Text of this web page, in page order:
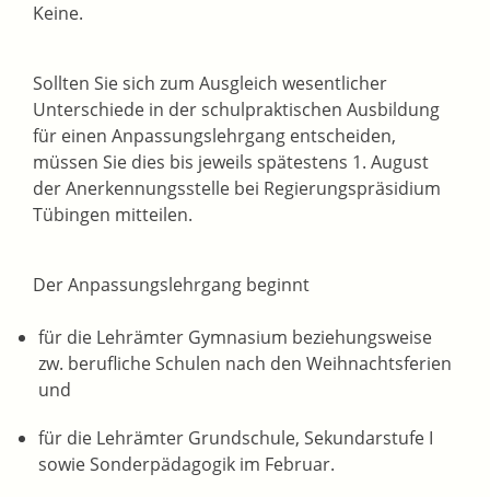
Keine.
Sollten Sie sich zum Ausgleich wesentlicher
Unterschiede in der schulpraktischen Ausbildung
für einen Anpassungslehrgang entscheiden,
müssen Sie dies bis jeweils spätestens 1. August
der Anerkennungsstelle bei Regierungspräsidium
Tübingen mitteilen.
Der Anpassungslehrgang beginnt
für die Lehrämter Gymnasium beziehungsweise
zw. berufliche Schulen nach den Weihnachtsferien
und
für die Lehrämter Grundschule, Sekundarstufe I
sowie Sonderpädagogik im Februar.